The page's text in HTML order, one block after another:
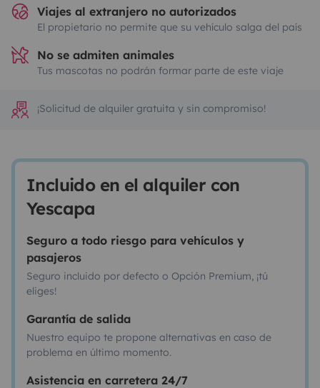
Viajes al extranjero no autorizados
El propietario no permite que su vehículo salga del país
No se admiten animales
Tus mascotas no podrán formar parte de este viaje
¡Solicitud de alquiler gratuita y sin compromiso!
Incluido en el alquiler con
Yescapa
Seguro a todo riesgo para vehículos y
pasajeros
Seguro incluido por defecto o Opción Premium, ¡tú
eliges!
Garantía de salida
Nuestro equipo te propone alternativas en caso de
problema en último momento.
Asistencia en carretera 24/7